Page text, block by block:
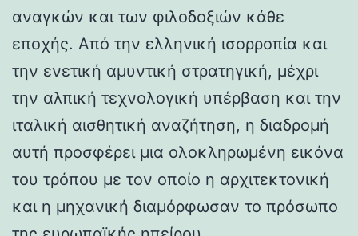
αναγκών και των φιλοδοξιών κάθε
εποχής. Από την ελληνική ισορροπία και
την ενετική αμυντική στρατηγική, μέχρι
την αλπική τεχνολογική υπέρβαση και την
ιταλική αισθητική αναζήτηση, η διαδρομή
αυτή προσφέρει μια ολοκληρωμένη εικόνα
του τρόπου με τον οποίο η αρχιτεκτονική
και η μηχανική διαμόρφωσαν το πρόσωπο